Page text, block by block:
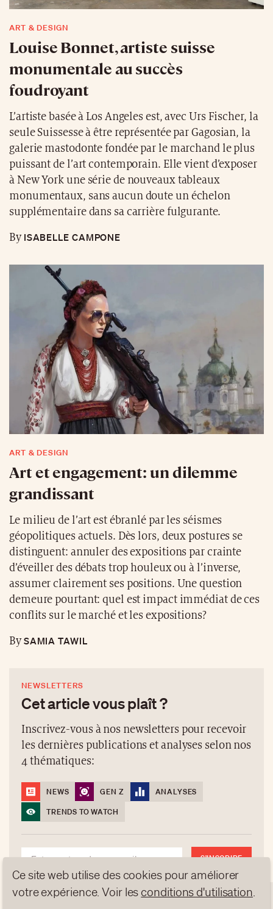
ART & DESIGN
Louise Bonnet, artiste suisse
monumentale au succès
foudroyant
L’artiste basée à Los Angeles est, avec Urs Fischer, la
seule Suissesse à être représentée par Gagosian, la
galerie mastodonte fondée par le marchand le plus
puissant de l’art contemporain. Elle vient d’exposer
à New York une série de nouveaux tableaux
monumentaux, sans aucun doute un échelon
supplémentaire dans sa carrière fulgurante.
ByISABELLE CAMPONE
ART & DESIGN
Art et engagement: un dilemme
grandissant
Le milieu de l’art est ébranlé par les séismes
géopolitiques actuels. Dès lors, deux postures se
distinguent: annuler des expositions par crainte
d’éveiller des débats trop houleux ou à l’inverse,
assumer clairement ses positions. Une question
demeure pourtant: quel est impact immédiat de ces
conflits sur le marché et les expositions?
BySAMIA TAWIL
NEWSLETTERS
Cet article vous plaît ?
Inscrivez-vous à nos newsletters pour recevoir
les dernières publications et analyses selon nos
4 thématiques:
NEWS GEN Z
ANALYSES
TRENDS TO WATCH
S'INSCRIRE
NEWSLETTERS
Ce site web utilise des cookies pour améliorer
votre expérience. Voir les conditions d'utilisation